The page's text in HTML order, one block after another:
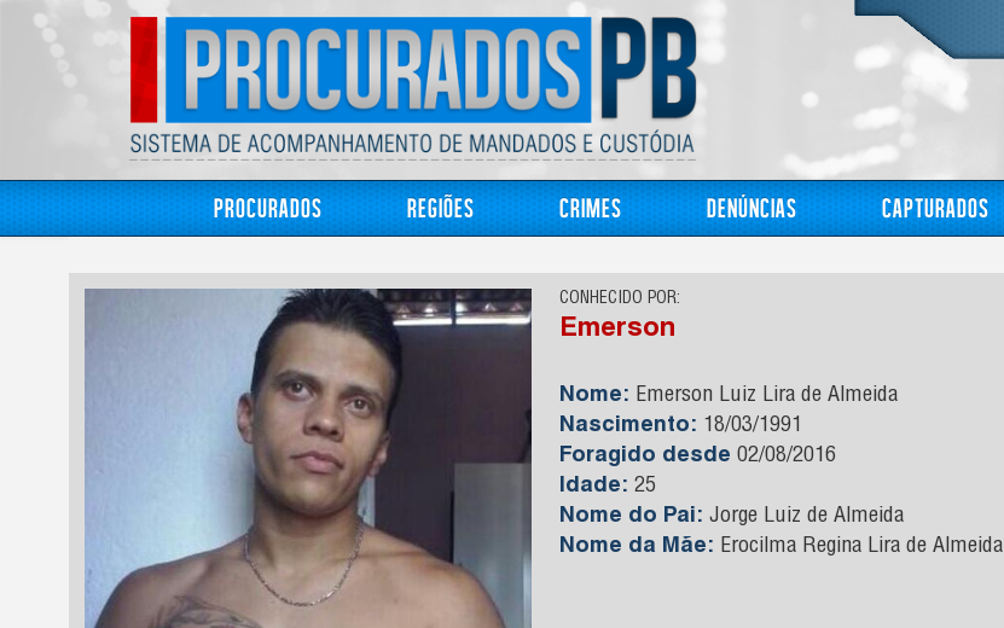
Procurados Regiões Crimes Denúncias Capturados
CONHECIDO POR:
Emerson
Nome: Emerson Luiz Lira de Almeida
Nascimento: 18/03/1991
Foragido desde 02/08/2016
Idade: 25
Nome do Pai: Jorge Luiz de Almeida
Nome da Mãe: Erocilma Regina Lira de Almeida